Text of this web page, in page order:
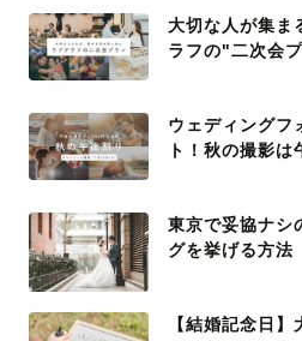
大切な人が集ま
ラフの"二次会
ウェディング
ト！秋の撮影
東京で妥協ナシ
グを挙げる方法
【結婚記念日